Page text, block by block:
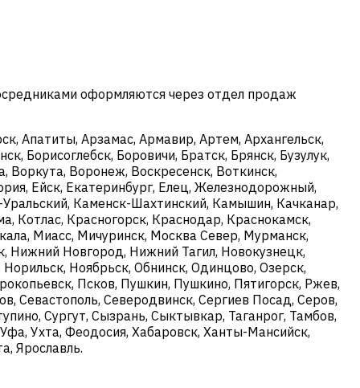
оформляются через отдел продаж
Апатиты, Арзамас, Армавир, Артем, Архангельск,
Борисоглебск, Боровичи, Братск, Брянск, Бузулук,
Воркута, Воронеж, Воскресенск, Воткинск,
Ейск, Екатеринбург, Елец, Железнодорожный,
Каменск-Шахтинский, Камышин, Качканар,
Котлас, Красногорск, Краснодар, Краснокамск,
Миасс, Мичуринск, Москва Север, Мурманск,
Новгород, Нижний Тагил, Новокузнецк,
Ноябрьск, Обнинск, Одинцово, Озерск,
Псков, Пушкин, Пушкино, Пятигорск, Ржев,
Севастополь, Северодвинск, Сергиев Посад, Серов,
Сургут, Сызрань, Сыктывкар, Таганрог, Тамбов,
Уфа, Ухта, Феодосия, Хабаровск, Ханты-Мансийск,
Ярославль.